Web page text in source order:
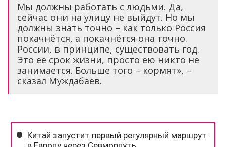
Мы должны работать с людьми. Да,
сейчас они на улицу не выйдут. Но мы
должны знать точно – как только Россия
покачнётся, а покачнётся она точно.
России, в принципе, существовать год.
Это её срок жизни, просто ею никто не
занимается. Больше того – кормят», –
сказал Муждабаев.